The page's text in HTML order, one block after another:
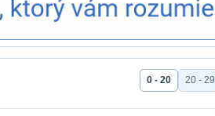
0 - 20 20 - 29